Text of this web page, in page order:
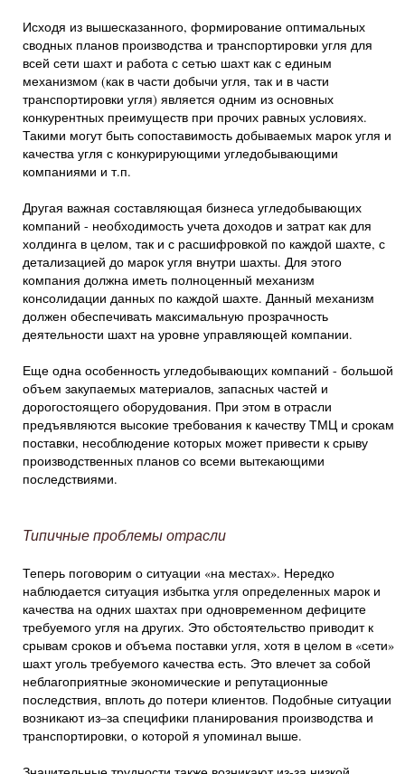
Исходя из вышесказанного, формирование оптимальных
сводных планов производства и транспортировки угля для
всей сети шахт и работа с сетью шахт как с единым
механизмом (как в части добычи угля, так и в части
транспортировки угля) является одним из основных
конкурентных преимуществ при прочих равных условиях.
Такими могут быть сопоставимость добываемых марок угля и
качества угля с конкурирующими угледобывающими
компаниями и т.п.
Другая важная составляющая бизнеса угледобывающих
компаний - необходимость учета доходов и затрат как для
холдинга в целом, так и с расшифровкой по каждой шахте, с
детализацией до марок угля внутри шахты. Для этого
компания должна иметь полноценный механизм
консолидации данных по каждой шахте. Данный механизм
должен обеспечивать максимальную прозрачность
деятельности шахт на уровне управляющей компании.
Еще одна особенность угледобывающих компаний - большой
объем закупаемых материалов, запасных частей и
дорогостоящего оборудования. При этом в отрасли
предъявляются высокие требования к качеству ТМЦ и срокам
поставки, несоблюдение которых может привести к срыву
производственных планов со всеми вытекающими
последствиями.
Типичные проблемы отрасли
Теперь поговорим о ситуации «на местах». Нередко
наблюдается ситуация избытка угля определенных марок и
качества на одних шахтах при одновременном дефиците
требуемого угля на других. Это обстоятельство приводит к
срывам сроков и объема поставки угля, хотя в целом в «сети»
шахт уголь требуемого качества есть. Это влечет за собой
неблагоприятные экономические и репутационные
последствия, вплоть до потери клиентов. Подобные ситуации
возникают из–за специфики планирования производства и
транспортировки, о которой я упоминал выше.